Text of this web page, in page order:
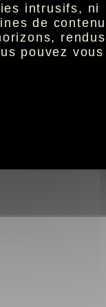
répondre
renforcé.
intrusifs, ni
de
rendus
pouvez